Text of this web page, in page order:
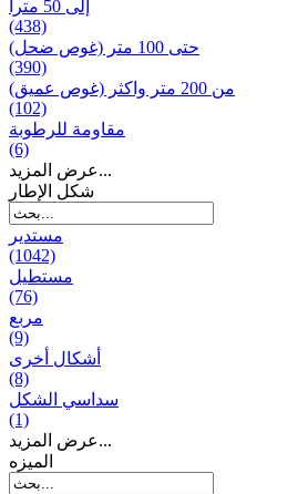
إلى 50 مترا
(438)
حتى 100 متر (غوص ضحل)
(390)
من 200 متر واکثر (غوص عميق)
(102)
مقاومة للرطوبة
(6)
عرض المزيد...
شكل الإطار
مستدير
(1042)
مستطيل
(76)
مربع
(9)
أشكال أخرى
(8)
سداسي الشكل
(1)
عرض المزيد...
المیزه